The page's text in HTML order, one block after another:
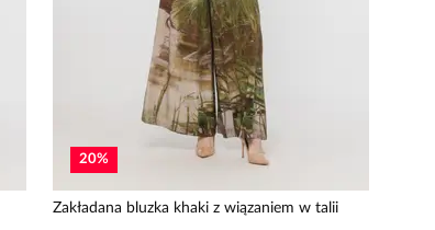
20%
Zakładana bluzka khaki z wiązaniem w talii